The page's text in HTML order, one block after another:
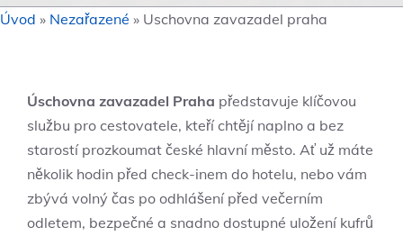
Úvod » Nezařazené » Uschovna zavazadel praha
Úschovna zavazadel Praha představuje klíčovou
službu pro cestovatele, kteří chtějí naplno a bez
starostí prozkoumat české hlavní město. Ať už máte
několik hodin před check-inem do hotelu, nebo vám
zbývá volný čas po odhlášení před večerním
odletem, bezpečné a snadno dostupné uložení kufrů